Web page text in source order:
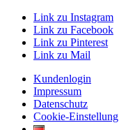
Link zu Instagram
Link zu Facebook
Link zu Pinterest
Link zu Mail
Kundenlogin
Impressum
Datenschutz
Cookie-Einstellung